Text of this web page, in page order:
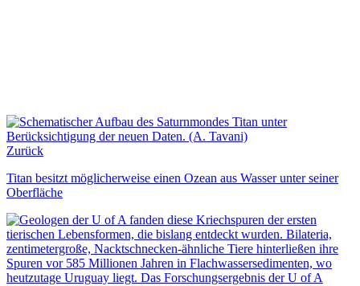
Zurück
Titan besitzt möglicherweise einen Ozean aus Wasser unter seiner
Oberfläche